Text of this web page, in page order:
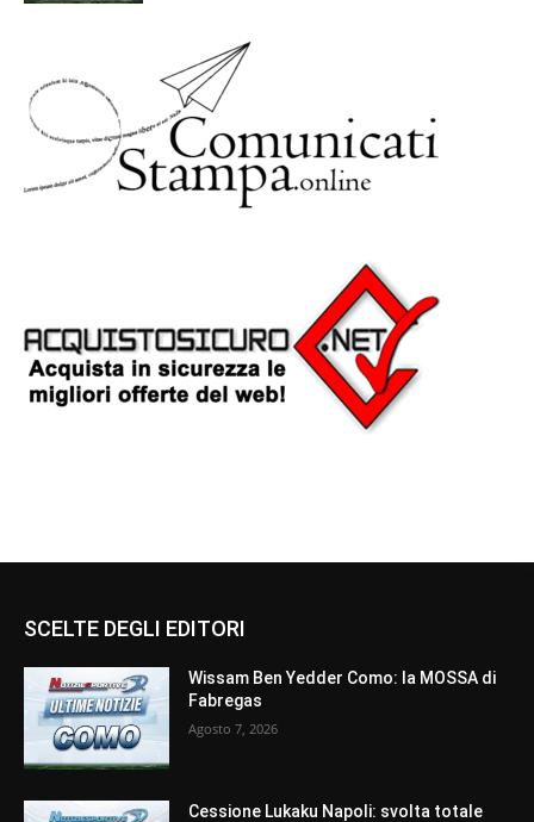
SCELTE DEGLI EDITORI
Wissam Ben Yedder Como: la MOSSA di
Fabregas
Agosto 7, 2026
Cessione Lukaku Napoli: svolta totale